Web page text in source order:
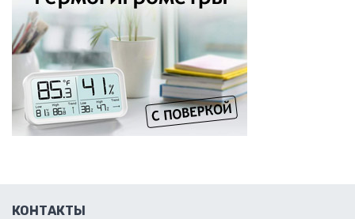
КОНТАКТЫ